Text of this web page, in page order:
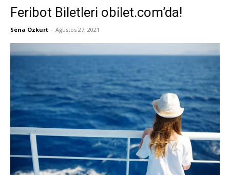
Feribot Biletleri obilet.com’da!
Sena Özkurt - Ağustos 27, 2021